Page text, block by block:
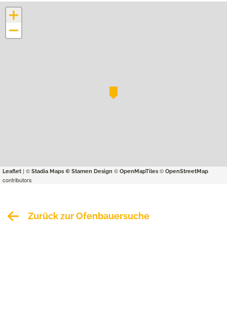
+
−
Leaflet | © Stadia Maps © Stamen Design © OpenMapTiles © OpenStreetMap
contributors
Zurück zur Ofenbauersuche